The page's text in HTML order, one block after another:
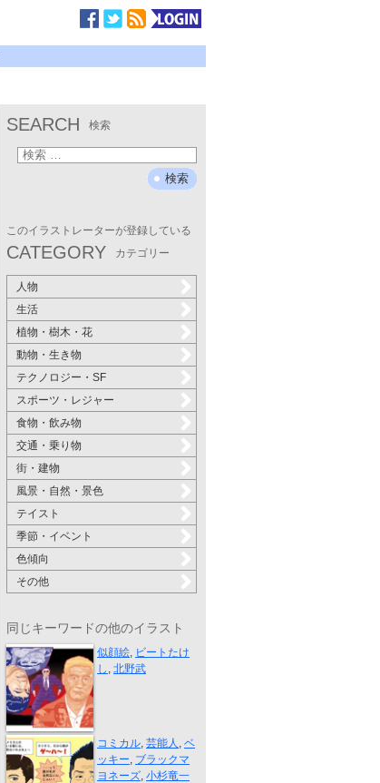
SEARCH 検索
このイラストレーターが登録している
CATEGORY カテゴリー
人物
生活
植物・樹木・花
動物・生き物
テクノロジー・SF
スポーツ・レジャー
食物・飲み物
交通・乗り物
街・建物
風景・自然・景色
テイスト
季節・イベント
色傾向
その他
同じキーワードの他のイラスト
たけし vs TA...
似顔絵, ビートたけ
し , 北野武
ハーフタレン...
コミカル, 芸能人 , ベ
ッキー, ブラックマ
ヨネーズ, 小杉竜一